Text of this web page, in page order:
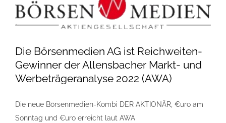
Die Börsenmedien AG ist Reichweiten-
Gewinner der Allensbacher Markt- und
Werbeträgeranalyse 2022 (AWA)
Die neue Börsenmedien-Kombi DER AKTIONÄR, €uro am
Sonntag und €uro erreicht laut AWA